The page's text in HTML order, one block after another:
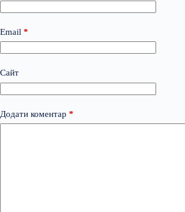
Email *
Сайт
Додати коментар *